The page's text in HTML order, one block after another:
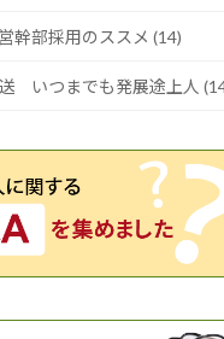
幹部採用のススメ (14)
いつまでも発展途上人